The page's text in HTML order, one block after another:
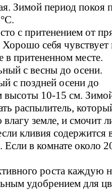
Зимой период покоя
с притенением от
себя чувствует
в притененном месте.
с весны до осени.
с поздней осени до
высоты 10-15 см.
распылитель,
земле, и смочит
кливия содержится
в комнате около
роста каждую
удобрением для